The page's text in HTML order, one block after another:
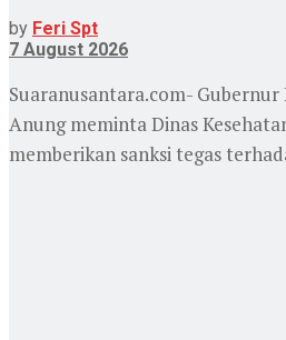
by Feri Spt
7 August 2026
Suaranusantara.com-
Anung meminta Dinas
memberikan sanksi tegas